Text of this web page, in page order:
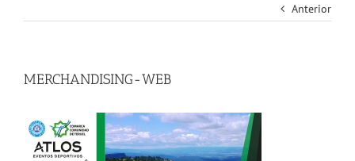
Anterior
MERCHANDISING-WEB